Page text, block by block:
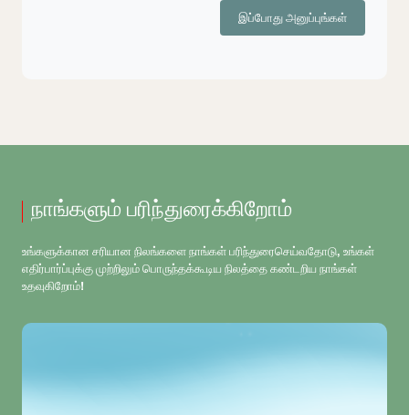
இப்போது அனுப்புங்கள்
நாங்களும் பரிந்துரைக்கிறோம்
உங்களுக்கான சரியான நிலங்களை நாங்கள் பரிந்துரைசெய்வதோடு, உங்கள்
எதிர்பார்ப்புக்கு முற்றிலும் பொருந்தக்கூடிய நிலத்தை கண்டறிய நாங்கள்
உதவுகிறோம்!